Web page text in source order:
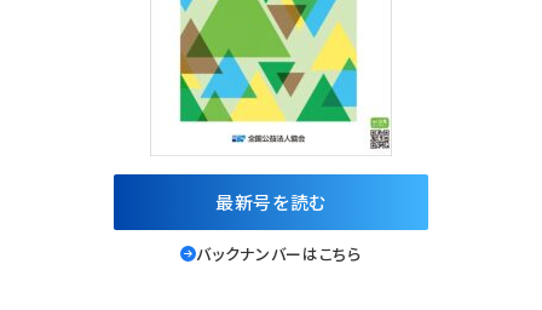
最新号を読む
バックナンバーはこちら